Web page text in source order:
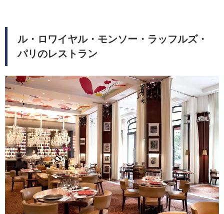
ル・ロワイヤル・モンソー・ラッフルズ・
パリのレストラン